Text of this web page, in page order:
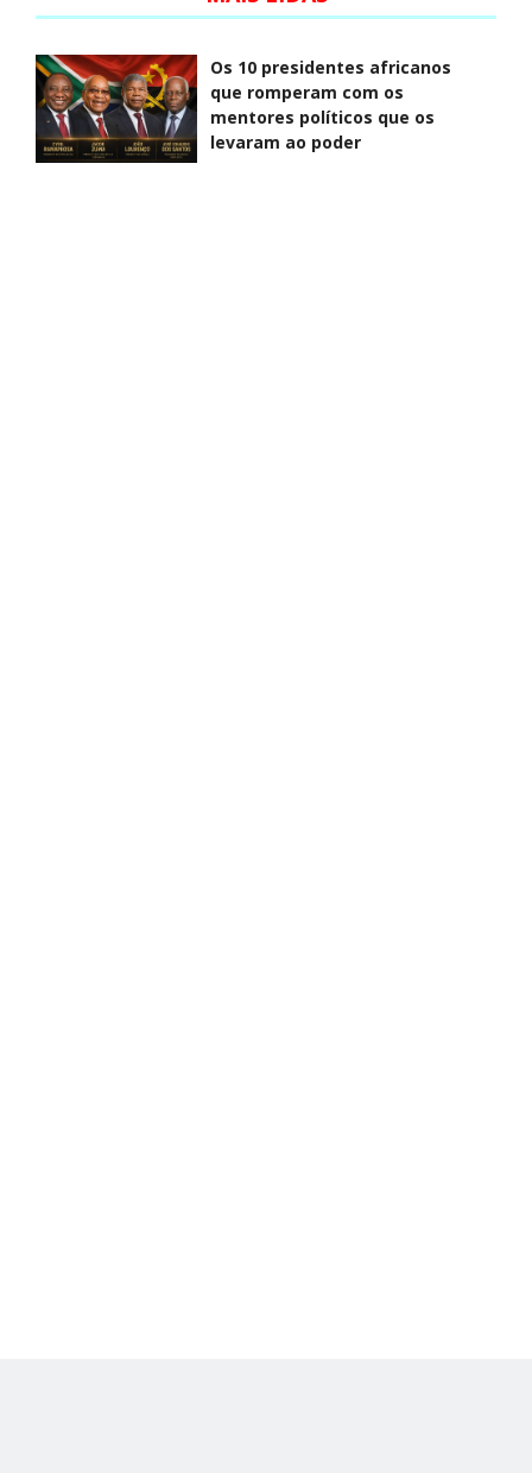
Os 10 presidentes africanos
que romperam com os
mentores políticos que os
levaram ao poder